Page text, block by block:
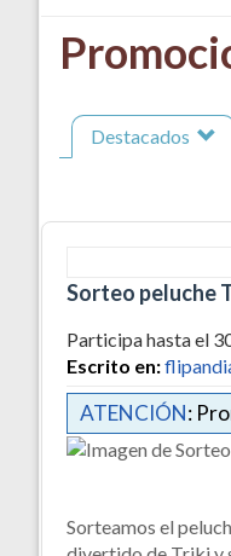
Destacados
Sorteo peluche
Participa hasta el
Escrito en:
ATENCIÓN:
Sorteamos el